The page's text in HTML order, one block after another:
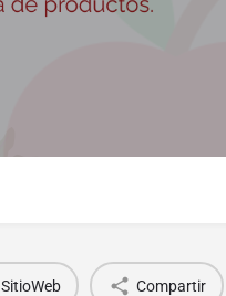
SitioWeb Compartir